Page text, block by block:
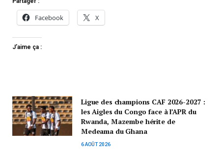
Facebook X
J’aime ça :
Ligue des champions CAF 2026-2027 :
les Aigles du Congo face à l’APR du
Rwanda, Mazembe hérite de
Medeama du Ghana
6 AOÛT 2026